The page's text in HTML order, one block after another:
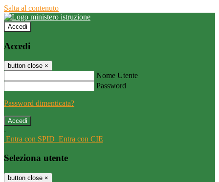
Salta al contenuto
Accedi
Accedi
button close ×
Nome Utente
Password
Password dimenticata?
-
Entra con SPID Entra con CIE
Seleziona utente
button close ×